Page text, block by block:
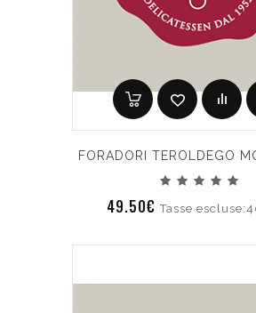
FORADORI TEROLDEGO
49.50€Tasse